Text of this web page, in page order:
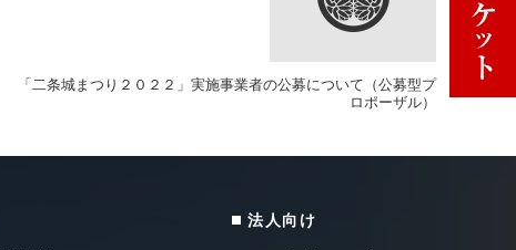
「二条城まつり２０２２」実施事業者の公募について（公募型プ
ロポーザル）
法人向け